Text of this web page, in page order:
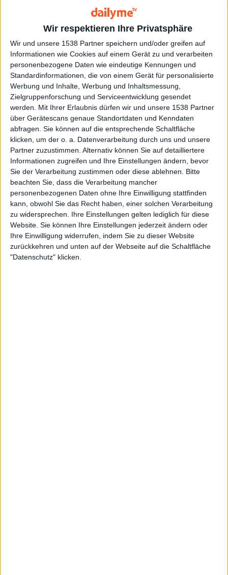
Wir respektieren Ihre Privatsphäre
Wir und unsere 1538 Partner speichern und/oder greifen auf
Informationen wie Cookies auf einem Gerät zu und verarbeiten
personenbezogene Daten wie eindeutige Kennungen und
Standardinformationen, die von einem Gerät für personalisierte
Werbung und Inhalte, Werbung und Inhaltsmessung,
Zielgruppenforschung und Serviceentwicklung gesendet
werden.
Mit Ihrer Erlaubnis dürfen wir und unsere 1538 Partner
über Gerätescans genaue Standortdaten und Kenndaten
abfragen. Sie können auf die entsprechende Schaltfläche
klicken, um der o. a. Datenverarbeitung durch uns und unsere
Partner zuzustimmen. Alternativ können Sie auf detailliertere
Informationen zugreifen und Ihre Einstellungen ändern, bevor
Sie der Verarbeitung zustimmen oder diese ablehnen.
Bitte
beachten Sie, dass die Verarbeitung mancher
personenbezogenen Daten ohne Ihre Einwilligung stattfinden
kann, obwohl Sie das Recht haben, einer solchen Verarbeitung
zu widersprechen. Ihre Einstellungen gelten lediglich für diese
Website. Sie können Ihre Einstellungen jederzeit ändern oder
Ihre Einwilligung widerrufen, indem Sie zu dieser Website
zurückkehren und unten auf der Webseite auf die Schaltfläche
"Datenschutz" klicken.
Weitere Videos dieser Sendung
Dämpfen